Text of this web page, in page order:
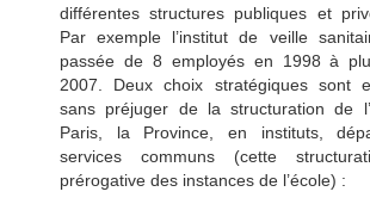
différentes structures publiques et
Par exemple l’institut de veille
passée de 8 employés en 1998 à
2007. Deux choix stratégiques sont
sans préjuger de la structuration de
Paris, la Province, en instituts,
services communs (cette
prérogative des instances de l’école) :